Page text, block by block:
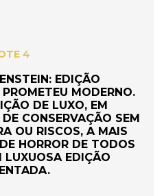
4
EDIÇÃO
MODERNO.
DE LUXO, EM
CONSERVAÇÃO SEM
OU RISCOS, A MAIS
HORROR DE TODOS
LUXUOSA EDIÇÃO